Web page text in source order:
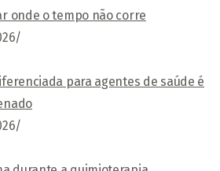
onde o tempo não corre
/
para agentes de saúde é
/